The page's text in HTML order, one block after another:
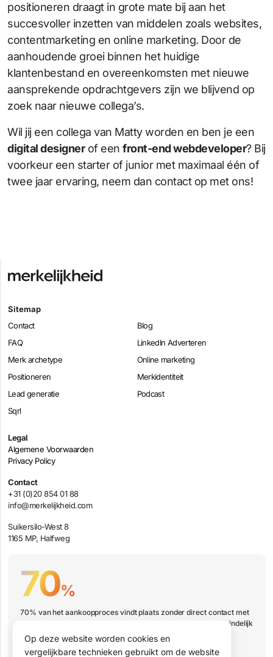
positioneren draagt in grote mate bij aan het
succesvoller inzetten van middelen zoals websites,
contentmarketing en online marketing. Door de
aanhoudende groei binnen het huidige
klantenbestand en overeenkomsten met nieuwe
aansprekende opdrachtgevers zijn we blijvend op
zoek naar nieuwe collega’s.
Wil jij een collega van Matty worden en ben je een
digital designerof een front-end webdeveloper? Bij
voorkeur een starter of junior met maximaal één of
twee jaar ervaring, neem dan contact op met ons!
Sitemap
Contact
Blog
FAQ
LinkedIn Adverteren
Merk archetype
Online marketing
Positioneren
Merkidentiteit
Lead generatie
Podcast
Sqrl
Legal
Algemene Voorwaarden
Privacy Policy
Contact
+31 (0)20 854 01 88
info@merkelijkheid.com
Suikersilo-West 8
1165 MP, Halfweg
70%
70% van het aankoopproces vindt plaats zonder direct contact met
jouw organisatie. Hoe zorg je er dan voor dat jouw bedrijf uiteindelijk
wel op de shortlist staat?
Op deze website worden cookies en
vergelijkbare technieken gebruikt om de website